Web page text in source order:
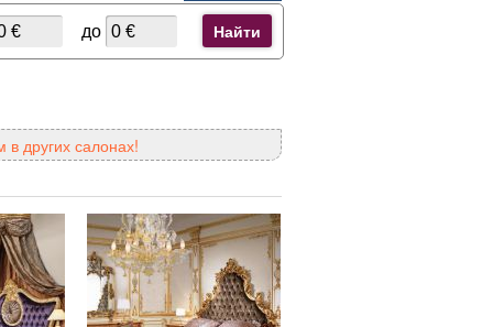
до Найти
других салонах!